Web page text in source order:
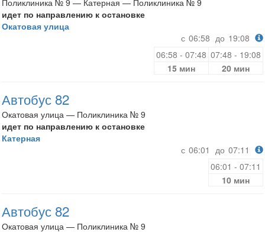
Поликлиника № 9 — Катерная — Поликлиника № 9
идет по направлению к остановке
Окатовая улица
с 06:58 до 19:08
06:58 - 07:48 07:48 - 19:08
15 мин
20 мин
Автобус 82
Окатовая улица — Поликлиника № 9
идет по направлению к остановке
Катерная
с 06:01 до 07:11
06:01 - 07:11
10 мин
Автобус 82
Окатовая улица — Поликлиника № 9